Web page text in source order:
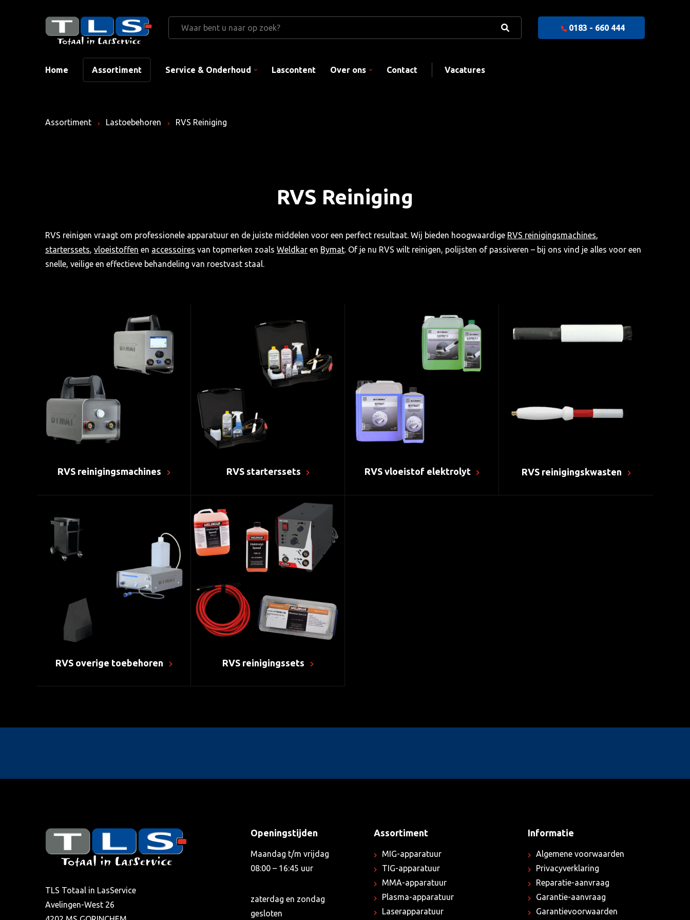
0183 - 660 444
Home Assortiment Service & Onderhoud Lascontent Over ons Contact Vacatures
Assortiment Lastoebehoren RVS Reiniging
RVS Reiniging
RVS reinigen vraagt om professionele apparatuur en de juiste middelen voor een perfect resultaat. Wij bieden hoogwaardige RVS reinigingsmachines,
starterssets, vloeistoffen en accessoires van topmerken zoals Weldkar en Bymat. Of je nu RVS wilt reinigen, polijsten of passiveren – bij ons vind je alles voor een
snelle, veilige en effectieve behandeling van roestvast staal.
RVS reinigingsmachines RVS starterssets RVS vloeistof elektrolyt RVS reinigingskwasten
RVS overige toebehoren RVS reinigingssets
TLS Totaal in LasService
Avelingen-West 26
Openingstijden
Maandag t/m vrijdag
08:00 – 16:45 uur
zaterdag en zondag
gesloten
Assortiment
MIG-apparatuur
TIG-apparatuur
MMA-apparatuur
Plasma-apparatuur
Laserapparatuur
Informatie
Algemene voorwaarden
Privacyverklaring
Reparatie-aanvraag
Garantie-aanvraag
Garantievoorwaarden